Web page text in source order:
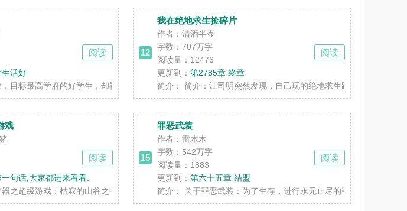
不服。 带着仇......
活好
目标最高学府的好学生，却被系统选中，必须成为英雄联盟的大魔王！群聊号码：4383......
阅读 12
我在绝地求生捡碎片
作者：清酒半壶
字数：707万字
阅读量：12476
更新到：第2785章 终章
简介：
简介：江司明突然发现，自己玩的绝地求生跟别人的不一样
阅读
”“但正因为如此，他......
戏
句话,大家都进来看看.
之超级游戏：枯寂的山谷之中，落叶吹拂。人影手拿长刀，缓缓蹲下，从九头蛇王身下......
阅读 15
罪恶武装
作者：雷木木
字数： 542万字
阅读量：1883
更新到：第六十五章 结盟
简介：
关于罪恶武装：为了生存，进行永无止尽的罪恶杀戮，直到
阅读